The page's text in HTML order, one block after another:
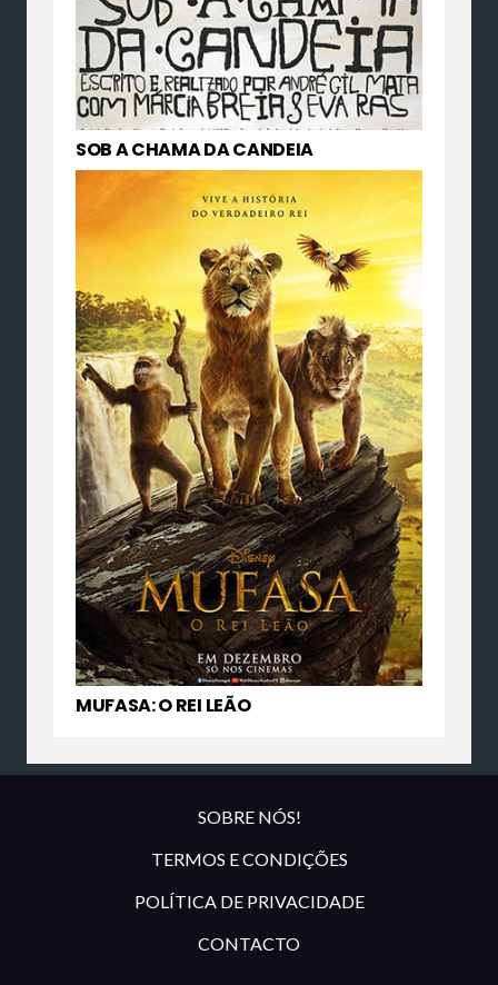
SOB A CHAMA DA CANDEIA
MUFASA: O REI LEÃO
SOBRE NÓS!
TERMOS E CONDIÇÕES
POLÍTICA DE PRIVACIDADE
CONTACTO